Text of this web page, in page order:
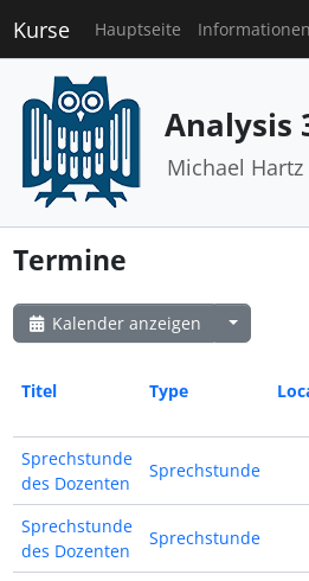
Kurse Hauptseite Informationen
Analysis
Michael Hartz
Termine
Kalender anzeigen
Titel Type
Sprechstunde
des Dozenten
Sprechstunde
Sprechstunde
des Dozenten
Sprechstunde